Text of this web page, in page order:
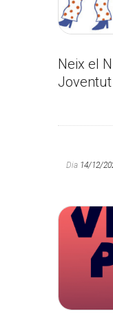
Neix el
Joventut
Dia 14/12/